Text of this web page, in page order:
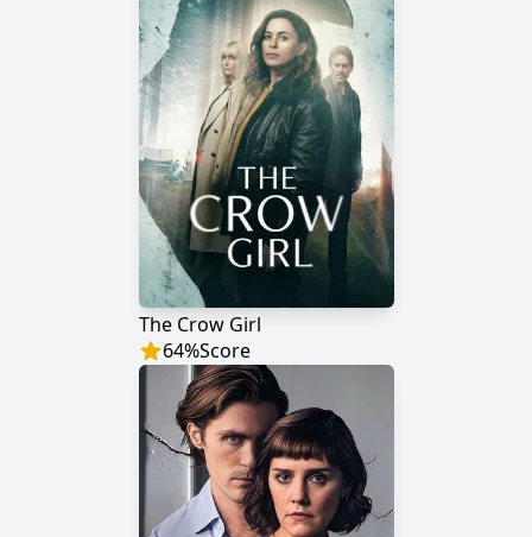
The Crow Girl
64%Score